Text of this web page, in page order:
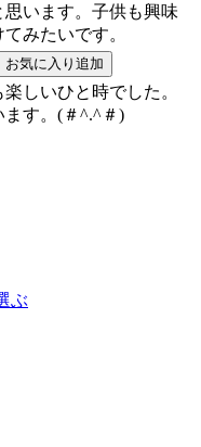
います。子供も興味
みたいです。
しいひと時でした。
ます。(＃^.^＃)
ぶ